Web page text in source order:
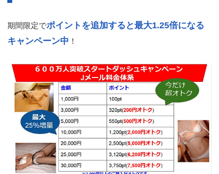
期間限定でポイントを追加すると最大1.25倍になる
キャンペーン中 ！